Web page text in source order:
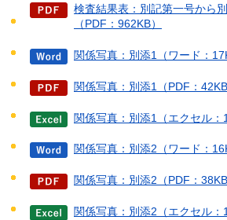
検査結果表：別記第一号から
（PDF：962KB）
関係写真：別添1（ワード：
関係写真：別添1（PDF：42KB
関係写真：別添1（エクセル：
関係写真：別添2（ワード：
関係写真：別添2（PDF：38KB
関係写真：別添2（エクセル：